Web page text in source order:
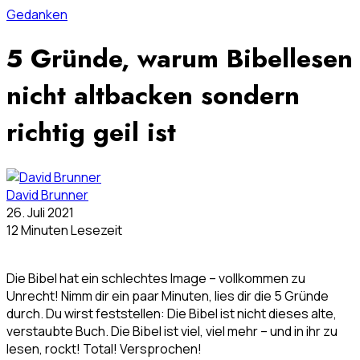
Gedanken
5 Gründe, warum Bibellesen
nicht altbacken sondern
richtig geil ist
David Brunner
26. Juli 2021
12 Minuten Lesezeit
Die Bibel hat ein schlechtes Image – vollkommen zu
Unrecht! Nimm dir ein paar Minuten, lies dir die 5 Gründe
durch. Du wirst feststellen: Die Bibel ist nicht dieses alte,
verstaubte Buch. Die Bibel ist viel, viel mehr – und in ihr zu
lesen, rockt! Total! Versprochen!